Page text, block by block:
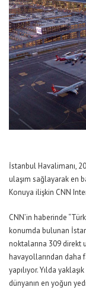
İstanbul Havalimanı,
ulaşım sağlayarak en
Konuya ilişkin CNN
CNN’in haberinde
konumda bulunan
noktalarına 309 direkt
havayollarından daha
yapılıyor. Yılda
dünyanın en yoğun